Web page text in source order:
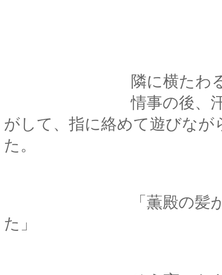
隣に横たわる君の
情事の後、汗ばんだ
がして、指に絡めて遊びな
た。
「薫殿の髪が好きだ
た」